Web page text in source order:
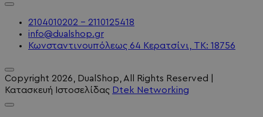
2104010202 - 2110125418
info@dualshop.gr
Κωνσταντινουπόλεως 64 Κερατσίνι, ΤΚ: 18756
Copyright 2026 , DualShop, All Rights Reserved
Κατασκευή Ιστοσελίδας Dtek Networking